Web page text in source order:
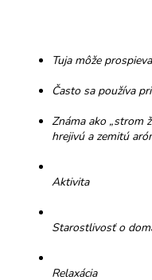
Tuja môže
Často sa používa
Známa ako „strom
hrejivú a zemitú
Aktivita
Starostlivosť o
Relaxácia
RÍBEZLE
€3,50